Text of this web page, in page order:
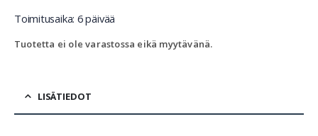
Toimitusaika: 6 päivää
Tuotetta ei ole varastossa eikä myytävänä.
LISÄTIEDOT